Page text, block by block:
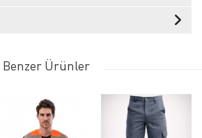
Benzer Ürünler